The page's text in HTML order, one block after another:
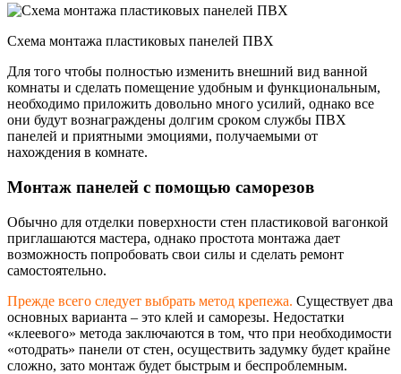
Схема монтажа пластиковых панелей ПВХ
Для того чтобы полностью изменить внешний вид ванной
комнаты и сделать помещение удобным и функциональным,
необходимо приложить довольно много усилий, однако все
они будут вознаграждены долгим сроком службы ПВХ
панелей и приятными эмоциями, получаемыми от
нахождения в комнате.
Монтаж панелей с помощью саморезов
Обычно для отделки поверхности стен пластиковой вагонкой
приглашаются мастера, однако простота монтажа дает
возможность попробовать свои силы и сделать ремонт
самостоятельно.
Прежде всего следует выбрать метод крепежа. Существует два
основных варианта – это клей и саморезы. Недостатки
«клеевого» метода заключаются в том, что при необходимости
«отодрать» панели от стен, осуществить задумку будет крайне
сложно, зато монтаж будет быстрым и беспроблемным.